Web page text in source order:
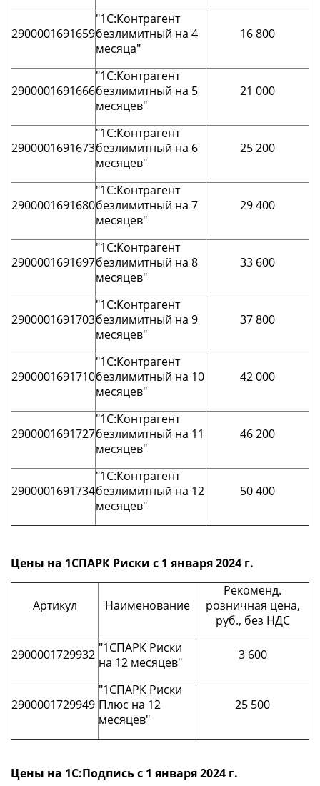
2900001691659
"1С:Контрагент
безлимитный на 4
месяца"
16 800
2900001691666
"1С:Контрагент
безлимитный на 5
месяцев"
21 000
2900001691673
"1С:Контрагент
безлимитный на 6
месяцев"
25 200
2900001691680
"1С:Контрагент
безлимитный на 7
месяцев"
29 400
2900001691697
"1С:Контрагент
безлимитный на 8
месяцев"
33 600
2900001691703
"1С:Контрагент
безлимитный на 9
месяцев"
37 800
2900001691710
"1С:Контрагент
безлимитный на 10
месяцев"
42 000
2900001691727
"1С:Контрагент
безлимитный на 11
месяцев"
46 200
2900001691734
"1С:Контрагент
безлимитный на 12
месяцев"
50 400
Цены на 1СПАРК Риски с 1 января 2024 г.
Артикул Наименование
Рекоменд.
розничная цена,
руб., без НДС
2900001729932 "1СПАРК Риски
на 12 месяцев"
3 600
2900001729949
"1СПАРК Риски
Плюс на 12
месяцев"
25 500
Цены на 1С:Подпись с 1 января 2024 г.